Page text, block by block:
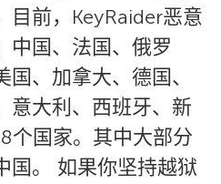
目前，KeyRaider恶意
中国、法国、俄罗
、加拿大、德国、
意大利、西班牙、新
个国家。其中大部分
国。 如果你坚持越狱